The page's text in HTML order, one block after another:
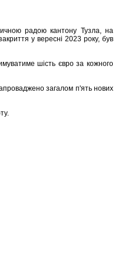
радою кантону Тузла, на
у вересні 2023 року, був
шість євро за кожного
загалом п'ять нових